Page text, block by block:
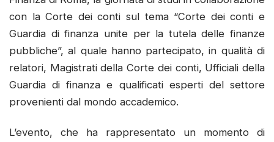
con la Corte dei conti sul tema “Corte dei conti e
Guardia di finanza unite per la tutela delle finanze
pubbliche”, al quale hanno partecipato, in qualità di
relatori, Magistrati della Corte dei conti, Ufficiali della
Guardia di finanza e qualificati esperti del settore
provenienti dal mondo accademico.
L’evento, che ha rappresentato un momento di